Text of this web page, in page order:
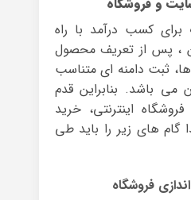
برای کسب درآمد با راه
، پس از تعریف محصول
ثبت دامنه ای متناسب
می باشد. بنابراین قدم
اینترنتی، خرید
گام های زیر را باید طی
فروشگاه